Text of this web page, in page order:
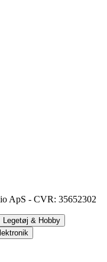
ApS - CVR: 35652302
Legetøj & Hobby